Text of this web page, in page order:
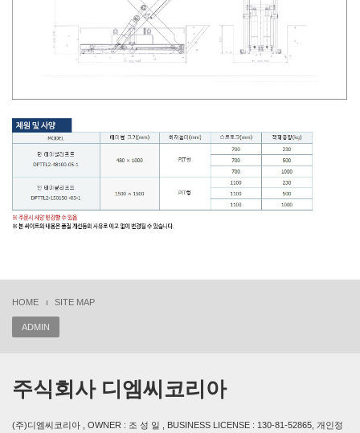
HOME SITE MAP
ADMIN
주식회사 디엠씨코리아
(주)디엠씨코리아 , OWNER : 조 성 일 , BUSINESS LICENSE : 130-81-52865, 개인정